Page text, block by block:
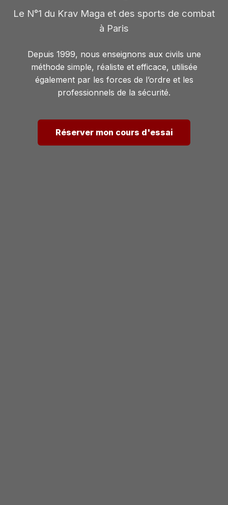
Le N°1 du Krav Maga et des sports de combat
à Paris
Depuis 1999, nous enseignons aux civils une
méthode simple, réaliste et efficace, utilisée
également par les forces de l’ordre et les
professionnels de la sécurité.
Réserver mon cours d'essai